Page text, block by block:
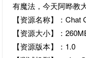
有魔法，今天阿晔教
【资源名称】：Chat
【资源大小】：
【资源版本】：1.0